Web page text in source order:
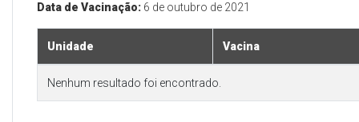
Data de Vacinação: 6 de outubro de 2021
Unidade Vacina
Nenhum resultado foi encontrado.